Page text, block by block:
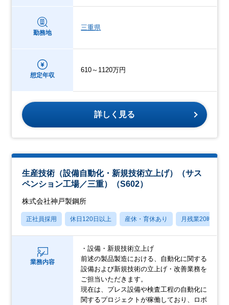
勤務地
三重県
想定年収
610～1120万円
詳しく見る
生産技術（設備自動化・新規技術立上げ）（サス
ペンション工場／三重）（S602）
株式会社神戸製鋼所
正社員採用 休日120日以上 産休・育休あり 月残業20時間以
業務内容
・設備・新規技術立上げ
前述の製品製造における、自動化に関する
設備および新規技術の立上げ・改善業務を
ご担当いただきます。
現在は、プレス設備や検査工程の自動化に
関するプロジェクトが稼働しており、ロボ